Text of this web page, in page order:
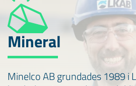
Mineral
Minelco AB grundades 1989 i